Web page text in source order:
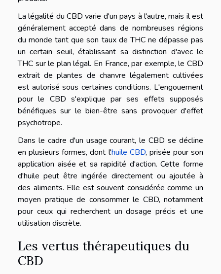
La légalité du CBD varie d'un pays à l'autre, mais il est
généralement accepté dans de nombreuses régions
du monde tant que son taux de THC ne dépasse pas
un certain seuil, établissant sa distinction d'avec le
THC sur le plan légal. En France, par exemple, le CBD
extrait de plantes de chanvre légalement cultivées
est autorisé sous certaines conditions. L'engouement
pour le CBD s'explique par ses effets supposés
bénéfiques sur le bien-être sans provoquer d'effet
psychotrope.
Dans le cadre d'un usage courant, le CBD se décline
en plusieurs formes, dont l'huile CBD, prisée pour son
application aisée et sa rapidité d'action. Cette forme
d'huile peut être ingérée directement ou ajoutée à
des aliments. Elle est souvent considérée comme un
moyen pratique de consommer le CBD, notamment
pour ceux qui recherchent un dosage précis et une
utilisation discrète.
Les vertus thérapeutiques du
CBD